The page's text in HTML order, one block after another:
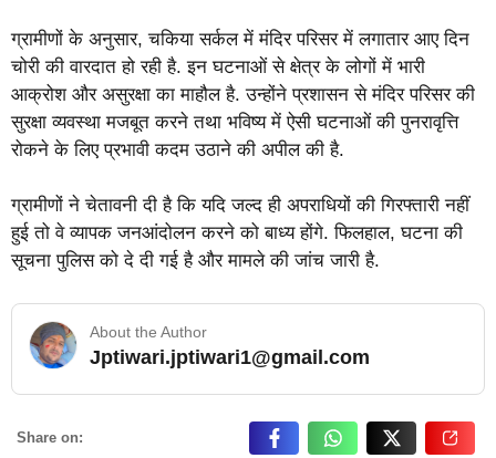
ग्रामीणों के अनुसार, चकिया सर्कल में मंदिर परिसर में लगातार आए दिन
चोरी की वारदात हो रही है. इन घटनाओं से क्षेत्र के लोगों में भारी
आक्रोश और असुरक्षा का माहौल है. उन्होंने प्रशासन से मंदिर परिसर की
सुरक्षा व्यवस्था मजबूत करने तथा भविष्य में ऐसी घटनाओं की पुनरावृत्ति
रोकने के लिए प्रभावी कदम उठाने की अपील की है.
ग्रामीणों ने चेतावनी दी है कि यदि जल्द ही अपराधियों की गिरफ्तारी नहीं
हुई तो वे व्यापक जनआंदोलन करने को बाध्य होंगे. फिलहाल, घटना की
सूचना पुलिस को दे दी गई है और मामले की जांच जारी है.
About the Author
Jptiwari.jptiwari1@gmail.com… Read More
Share on: